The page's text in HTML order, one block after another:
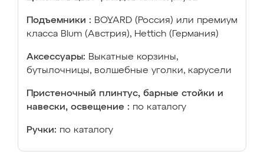
Подъемники : BOYARD (Россия) или премиум
класса Blum (Австрия), Hettich (Германия)
Аксессуары: Выкатные корзины,
бутылочницы, волшебные уголки, карусели
Пристеночный плинтус, барные стойки и
навески, освещение : по каталогу
Ручки: по каталогу